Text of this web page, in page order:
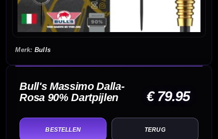
Bulls
Bull's Massimo Dalla-
Rosa 90% Dartpijlen
€ 79.95
TERUG